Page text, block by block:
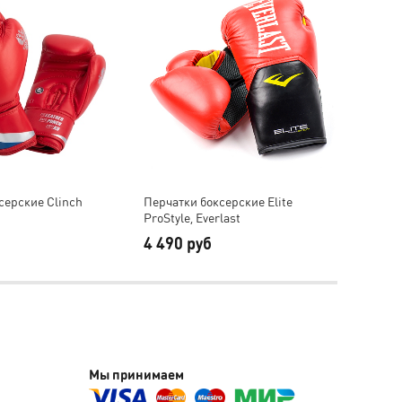
Clinch
Перчатки боксерские Elite
ProStyle, Everlast
4 490 руб
Мы принимаем